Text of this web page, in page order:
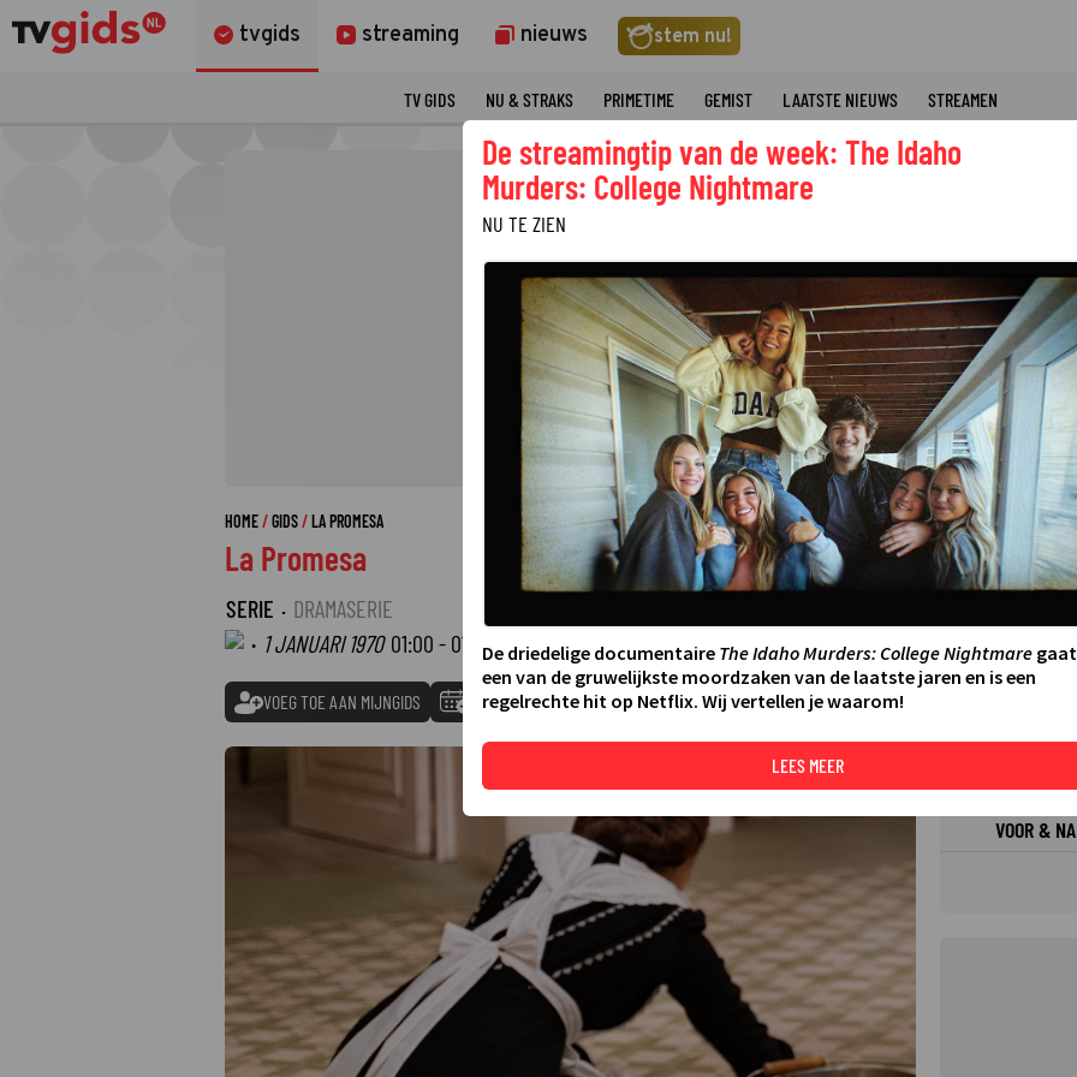
tvgids streaming nieuws stem nu!
TV GIDS NU & STRAKS PRIMETIME GEMIST LAATSTE NIEUWS STREAMEN
HOME GIDS LA PROMESA
La Promesa
SERIE · DRAMASERIE
· 1 JANUARI 1970 01:00 - 01:00
VOEG TOE AAN MIJNGIDS TOEVOEGEN AAN AGENDA DELEN
FILMS
DE
VOOR &
De streamingtip van de week: The Idaho
Murders: College Nightmare
NU TE ZIEN
De driedelige documentaire The Idaho Murders: College Nightmaregaat
een van de gruwelijkste moordzaken van de laatste jaren en is een
regelrechte hit op Netflix. Wij vertellen je waarom!
LEES MEER